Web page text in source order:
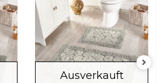
Ausverkauft